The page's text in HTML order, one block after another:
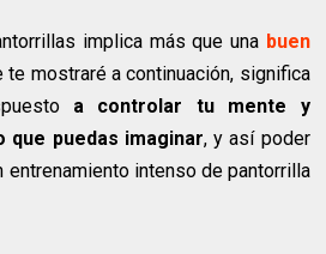
implica más que una buen
te mostraré a continuación, significa
a controlar tu mente y
que puedas imaginar, y así poder
entrenamiento intenso de pantorrilla